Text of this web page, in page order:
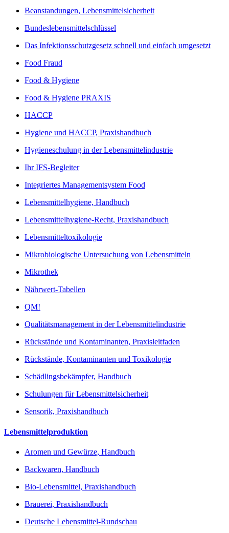
Beanstandungen, Lebensmittelsicherheit
Bundeslebensmittelschlüssel
Das Infektionsschutzgesetz schnell und einfach umgesetzt
Food Fraud
Food & Hygiene
Food & Hygiene PRAXIS
HACCP
Hygiene und HACCP, Praxishandbuch
Hygieneschulung in der Lebensmittelindustrie
Ihr IFS-Begleiter
Integriertes Managementsystem Food
Lebensmittelhygiene, Handbuch
Lebensmittelhygiene-Recht, Praxishandbuch
Lebensmitteltoxikologie
Mikrobiologische Untersuchung von Lebensmitteln
Mikrothek
Nährwert-Tabellen
QM!
Qualitätsmanagement in der Lebensmittelindustrie
Rückstände und Kontaminanten, Praxisleitfaden
Rückstände, Kontaminanten und Toxikologie
Schädlingsbekämpfer, Handbuch
Schulungen für Lebensmittelsicherheit
Sensorik, Praxishandbuch
Lebensmittelproduktion
Aromen und Gewürze, Handbuch
Backwaren, Handbuch
Bio-Lebensmittel, Praxishandbuch
Brauerei, Praxishandbuch
Deutsche Lebensmittel-Rundschau